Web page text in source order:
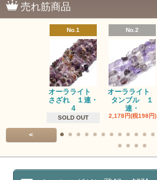
売れ筋商品
No.1
オーラライト
さざれ １連・
4
SOLD OUT
No.2
オーラライト
タンブル １
連・
2,178円(税198円)
<